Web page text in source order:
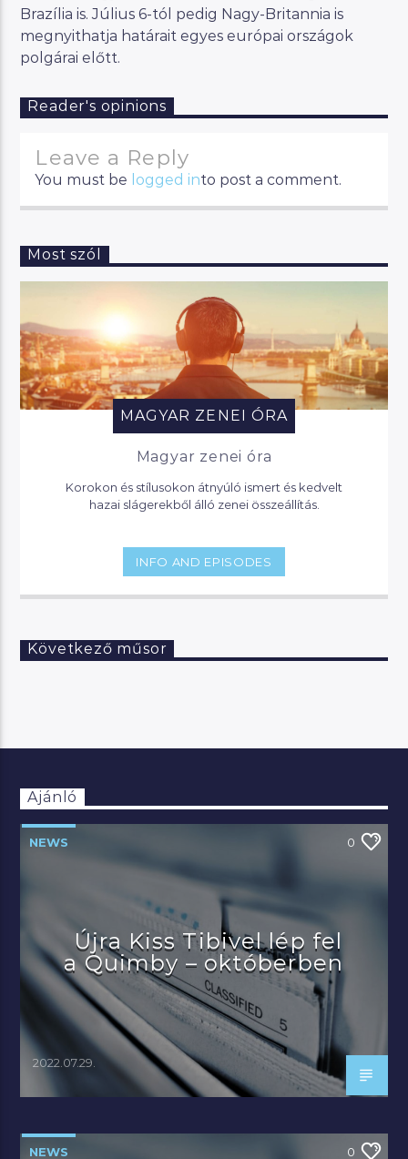
Brazília is. Július 6-tól pedig Nagy-Britannia is
megnyithatja határait egyes európai országok
polgárai előtt.
Reader's opinions
Leave a Reply
You must be logged into post a comment.
Most szól
MAGYAR ZENEI ÓRA
Magyar zenei óra
Korokon és stílusokon átnyúló ismert és kedvelt
hazai slágerekből álló zenei összeállítás.
INFO AND EPISODES
Következő műsor
Ajánló
NEWS 0
Újra Kiss Tibivel lép fel
a Quimby – októberben
2022.07.29.
NEWS 0